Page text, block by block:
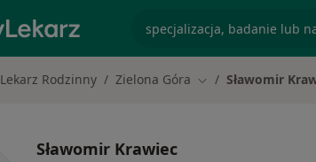
Lekarz Rodzinny Zielona Góra Zmień miasto
Sławomir
Sławomir Krawiec